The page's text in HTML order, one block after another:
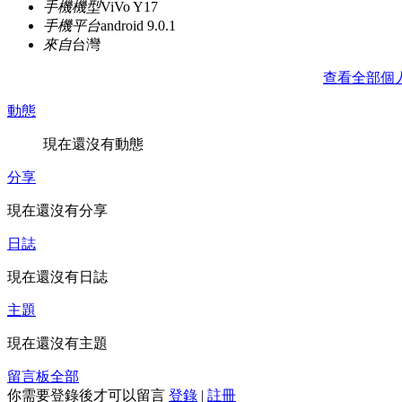
手機機型ViVo Y17
手機平台android 9.0.1
來自台灣
查看全部個
動態
現在還沒有動態
分享
現在還沒有分享
日誌
現在還沒有日誌
主題
現在還沒有主題
留言板全部
你需要登錄後才可以留言 登錄 | 註冊